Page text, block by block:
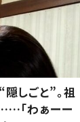
しごと”。祖
「わぁーー